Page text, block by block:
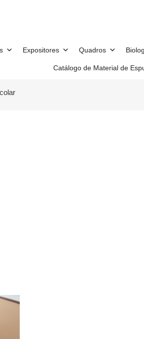
Expositores Quadros
Catálogo de Material de